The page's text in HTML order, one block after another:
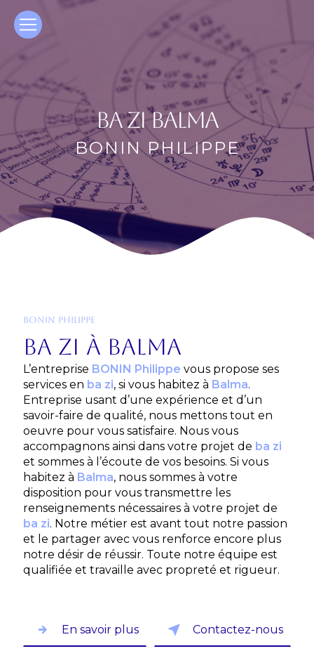
ba zi Balma
BONIN PHILIPPE
BONIN PHILIPPE
ba zi à Balma
L’entreprise BONIN Philippe vous propose ses
services en ba zi, si vous habitez à Balma.
Entreprise usant d’une expérience et d’un
savoir-faire de qualité, nous mettons tout en
oeuvre pour vous satisfaire. Nous vous
accompagnons ainsi dans votre projet de ba zi
et sommes à l’écoute de vos besoins. Si vous
habitez à Balma, nous sommes à votre
disposition pour vous transmettre les
renseignements nécessaires à votre projet de
ba zi. Notre métier est avant tout notre passion
et le partager avec vous renforce encore plus
notre désir de réussir. Toute notre équipe est
qualifiée et travaille avec propreté et rigueur.
En savoir plus Contactez-nous
Panneau de gestion des cookies